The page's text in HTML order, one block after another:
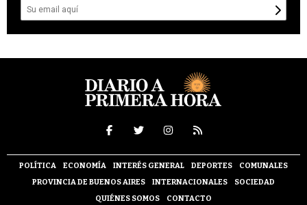
POLÍTICA ECONOMÍA INTERÉS GENERAL DEPORTES
COMUNALES
PROVINCIA DE BUENOS AIRES
INTERNACIONALES
SOCIEDAD
QUIÉNES SOMOS
CONTACTO